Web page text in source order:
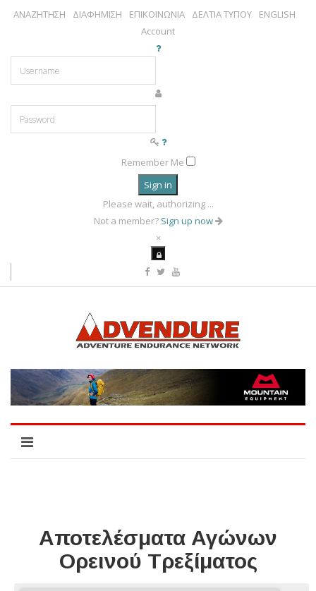
ΑΝΑΖΗΤΗΣΗ ΔΙΑΦΗΜΙΣΗ ΕΠΙΚΟΙΝΩΝΙΑ ΔΕΛΤΙΑ ΤΥΠΟΥ
ENGLISH
Account
Remember Me
Sign in
Please wait, authorizing ...
Not a member? Sign up now
×
Αποτελέσματα Αγώνων
Ορεινού Τρεξίματος